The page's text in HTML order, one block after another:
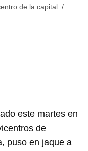
de la capital. /
este martes en
de
puso en jaque a